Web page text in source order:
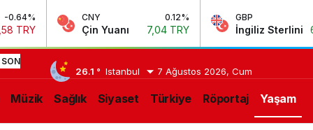
CNY
Çin Yuanı 7,04 TRY
GBP
İngiliz Sterlini 63,97 TRY
SON 23:06 Lukaku
26.1 ° Istanbul 7 Ağustos 2026, Cum
Müzik Sağlık Siyaset Türkiye Röportaj Yaşam